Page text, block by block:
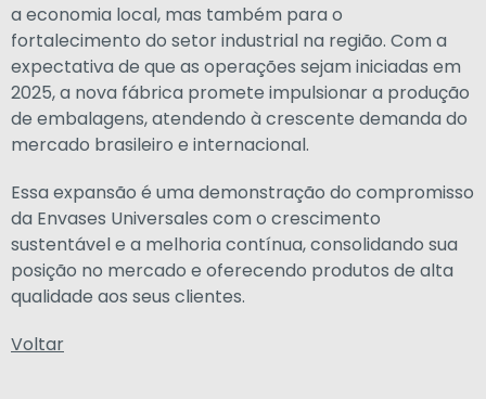
a economia local, mas também para o
fortalecimento do setor industrial na região. Com a
expectativa de que as operações sejam iniciadas em
2025, a nova fábrica promete impulsionar a produção
de embalagens, atendendo à crescente demanda do
mercado brasileiro e internacional.
Essa expansão é uma demonstração do compromisso
da Envases Universales com o crescimento
sustentável e a melhoria contínua, consolidando sua
posição no mercado e oferecendo produtos de alta
qualidade aos seus clientes.
Voltar